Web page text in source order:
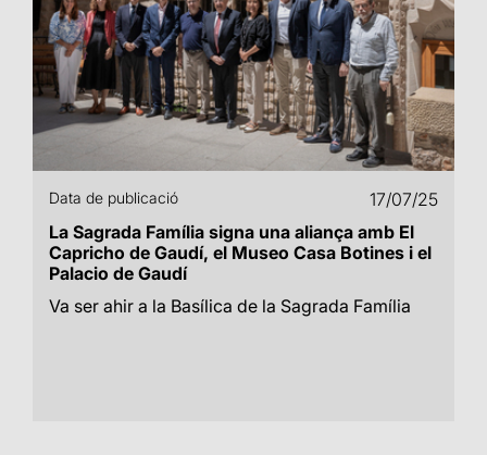
Data de publicació
17/07/25
La Sagrada Família signa una aliança amb El
Capricho de Gaudí, el Museo Casa Botines i el
Palacio de Gaudí
Va ser ahir a la Basílica de la Sagrada Família